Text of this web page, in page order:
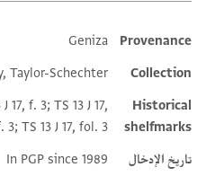
Additional metadata
Provenance
Geniza
Collection
Taylor-Schechter
Historical
shelfmarks
17, f. 3; TS 13 J 17,
f. 3; TS 13 J 17, fol. 3
تاريخ الإدخال
In PGP since 1989